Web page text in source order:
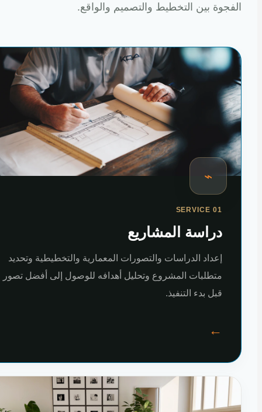
بين التخطيط والتصميم والواقع.
⌁
SERVICE 01
دراسة المشاريع
إعداد الدراسات والتصورات المعمارية والتخطيطية وتحديد
متطلبات المشروع وتحليل أهدافه للوصول إلى أفضل تصور
قبل بدء التنفيذ.